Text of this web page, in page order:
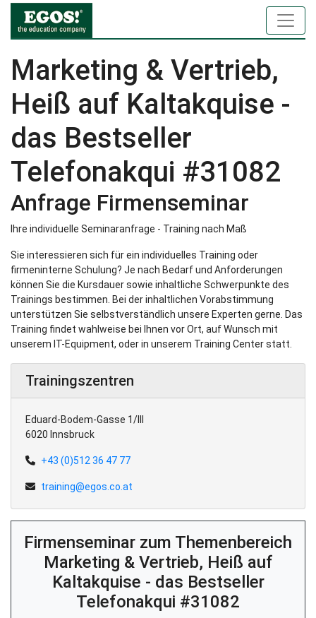
Marketing & Vertrieb,
Heiß auf Kaltakquise -
das Bestseller
Telefonakqui #31082
Anfrage Firmenseminar
Ihre individuelle Seminaranfrage - Training nach Maß
Sie interessieren sich für ein individuelles Training oder
firmeninterne Schulung? Je nach Bedarf und Anforderungen
können Sie die Kursdauer sowie inhaltliche Schwerpunkte des
Trainings bestimmen. Bei der inhaltlichen Vorabstimmung
unterstützen Sie selbstverständlich unsere Experten gerne. Das
Training findet wahlweise bei Ihnen vor Ort, auf Wunsch mit
unserem IT-Equipment, oder in unserem Training Center statt.
Trainingszentren
Eduard-Bodem-Gasse 1/III
6020 Innsbruck
+43 (0)512 36 47 77
training@egos.co.at
Firmenseminar zum Themenbereich
Marketing & Vertrieb, Heiß auf
Kaltakquise - das Bestseller
Telefonakqui #31082